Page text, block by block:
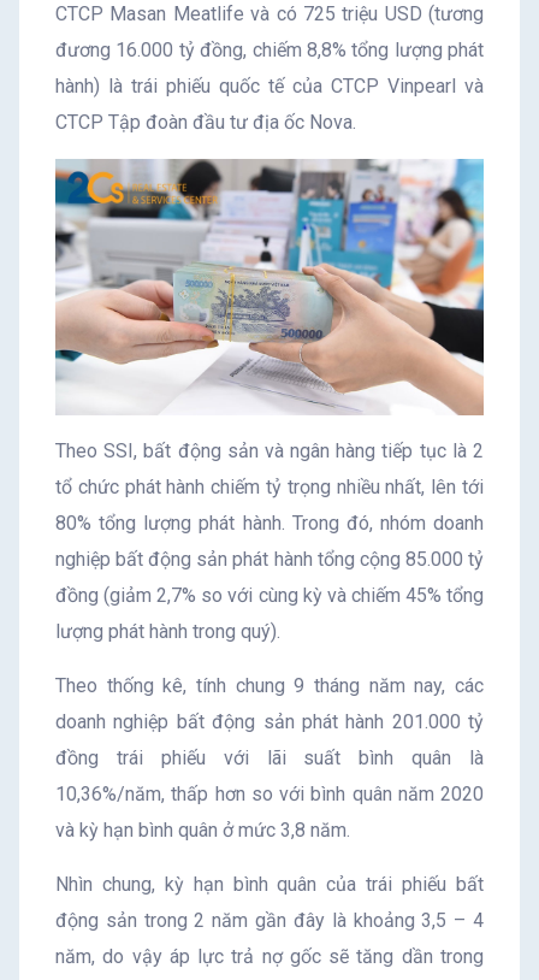
CTCP Masan Meatlife và có 725 triệu USD (tương
đương 16.000 tỷ đồng, chiếm 8,8% tổng lượng phát
hành) là trái phiếu quốc tế của CTCP Vinpearl và
CTCP Tập đoàn đầu tư địa ốc Nova.
Theo SSI, bất động sản và ngân hàng tiếp tục là 2
tổ chức phát hành chiếm tỷ trọng nhiều nhất, lên tới
80% tổng lượng phát hành. Trong đó, nhóm doanh
nghiệp bất động sản phát hành tổng cộng 85.000 tỷ
đồng (giảm 2,7% so với cùng kỳ và chiếm 45% tổng
lượng phát hành trong quý).
Theo thống kê, tính chung 9 tháng năm nay, các
doanh nghiệp bất động sản phát hành 201.000 tỷ
đồng trái phiếu với lãi suất bình quân là
10,36%/năm, thấp hơn so với bình quân năm 2020
và kỳ hạn bình quân ở mức 3,8 năm.
Nhìn chung, kỳ hạn bình quân của trái phiếu bất
động sản trong 2 năm gần đây là khoảng 3,5 – 4
năm, do vậy áp lực trả nợ gốc sẽ tăng dần trong